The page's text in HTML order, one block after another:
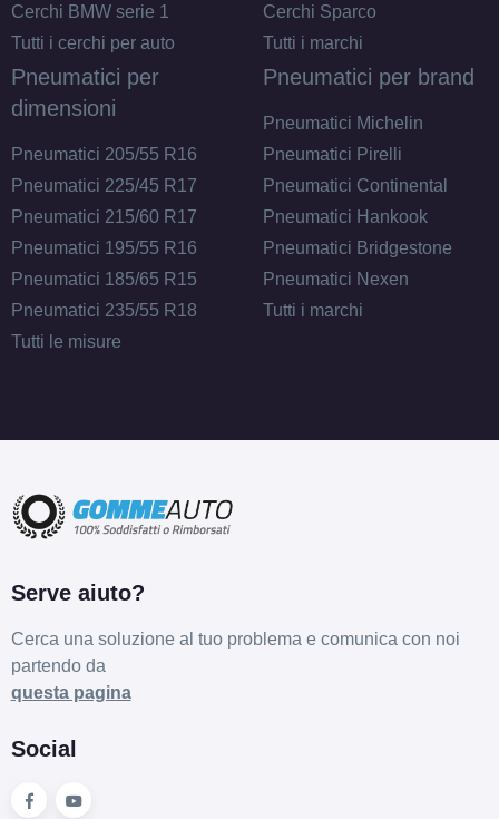
Cerchi BMW serie 1
Tutti i cerchi per auto
Cerchi Sparco
Tutti i marchi
Pneumatici per
dimensioni
Pneumatici 205/55 R16
Pneumatici 225/45 R17
Pneumatici 215/60 R17
Pneumatici 195/55 R16
Pneumatici 185/65 R15
Pneumatici 235/55 R18
Tutti le misure
Pneumatici per brand
Pneumatici Michelin
Pneumatici Pirelli
Pneumatici Continental
Pneumatici Hankook
Pneumatici Bridgestone
Pneumatici Nexen
Tutti i marchi
Serve aiuto?
Cerca una soluzione al tuo problema e comunica con noi
partendo da
questa pagina
Social